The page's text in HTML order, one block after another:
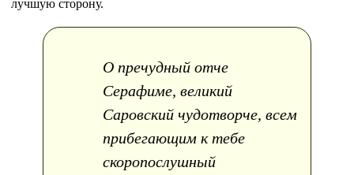
лучшую сторону.
О пречудный отче
Серафиме, великий
Саровский чудотворче, всем
прибегающим к тебе
скоропослушный